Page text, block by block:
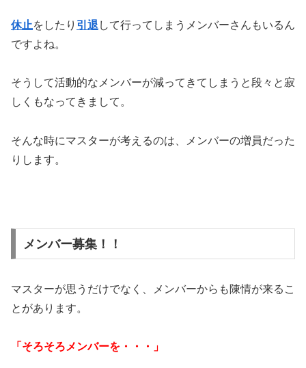
休止をしたり 引退 して行ってしまうメンバーさんもいるん
ですよね。
そうして活動的なメンバーが減ってきてしまうと段々と寂
しくもなってきまして。
そんな時にマスターが考えるのは、メンバーの増員だった
りします。
メンバー募集！！
マスターが思うだけでなく、メンバーからも陳情が来るこ
とがあります。
「そろそろメンバーを・・・」